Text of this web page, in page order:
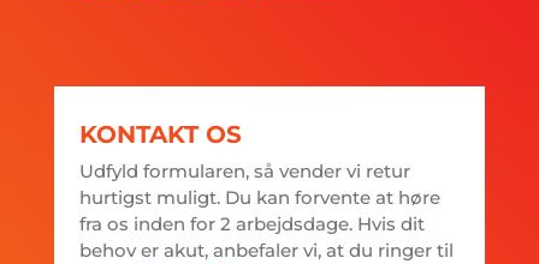
KONTAKT OS
Udfyld formularen, så vender vi retur
hurtigst muligt. Du kan forvente at høre
fra os inden for 2 arbejdsdage. Hvis dit
behov er akut, anbefaler vi, at du ringer til